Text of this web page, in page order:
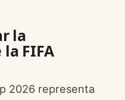
la
FIFA
2026 representa